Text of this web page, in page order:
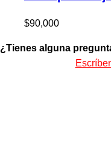
$90,000
¿Tienes alguna